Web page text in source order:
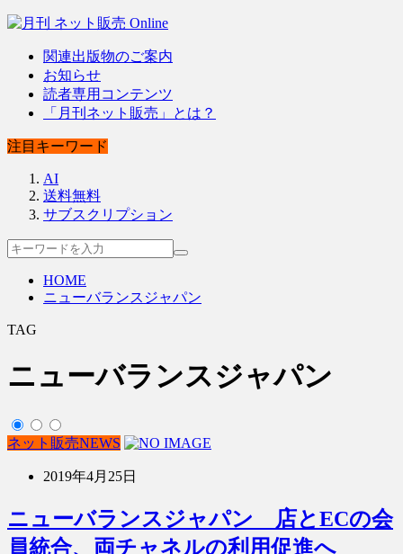
関連出版物のご案内
お知らせ
読者専用コンテンツ
「月刊ネット販売」とは？
注目キーワード
AI
送料無料
サブスクリプション
HOME
ニューバランスジャパン
TAG
ニューバランスジャパン
ネット販売NEWS
2019年4月25日
ニューバランスジャパン 店とECの会
員統合、両チャネルの利用促進へ